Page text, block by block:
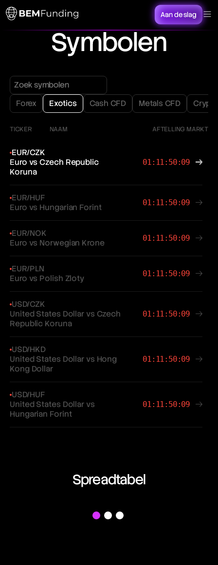
Aan de slag
Symbolen
Forex Exotics Cash CFD Metals CFD
TICKER NAAM AFTELLING MARKT
EUR/CZK
Euro vs Czech Republic
Koruna
01:11:50:09
EUR/HUF
Euro vs Hungarian Forint
01:11:50:09
EUR/NOK
Euro vs Norwegian Krone
01:11:50:09
EUR/PLN
Euro vs Polish Zloty
01:11:50:09
USD/CZK
United States Dollar vs Czech
Republic Koruna
01:11:50:09
USD/HKD
United States Dollar vs Hong
Kong Dollar
01:11:50:09
USD/HUF
United States Dollar vs
Hungarian Forint
01:11:50:09
Spreadtabel